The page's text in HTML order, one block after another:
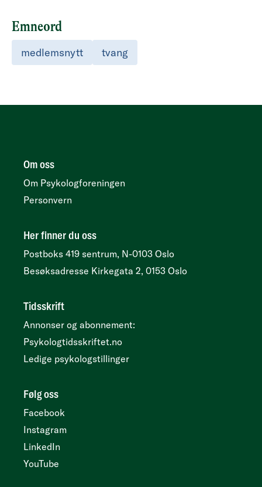
Emneord
medlemsnytt tvang
Om oss
Om Psykologforeningen
Personvern
Her finner du oss
Postboks 419 sentrum, N-0103 Oslo
Besøksadresse Kirkegata 2, 0153 Oslo
Tidsskrift
Annonser og abonnement:
Psykologtidsskriftet.no
Ledige psykologstillinger
Følg oss
Facebook
Instagram
LinkedIn
YouTube